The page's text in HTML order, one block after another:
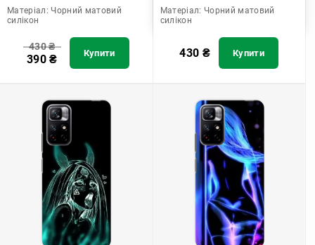
Матеріал: Чорний матовий
силікон
430₴
390₴ Купити
Матеріал: Чорний матовий
силікон
430 ₴ Купити